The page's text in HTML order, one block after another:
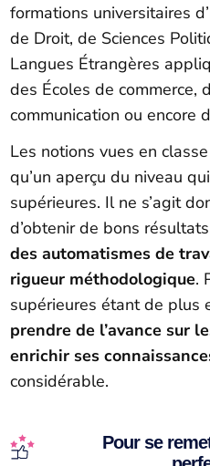
formations universitaires
de Droit, de Sciences
Langues Étrangères
des Écoles de commerce,
communication ou encore
Les notions vues en
qu’un aperçu du niveau
supérieures. Il ne s’agit
d’obtenir de bons
des automatismes de
rigueur méthodologique.
supérieures étant de plus
prendre de l’avance sur
enrichir ses
considérable.
Pour se